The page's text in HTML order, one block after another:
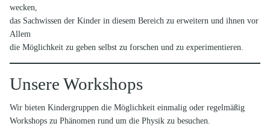
wecken,
das Sachwissen der Kinder in diesem Bereich zu erweitern und ihnen vor
Allem
die Möglichkeit zu geben selbst zu forschen und zu experimentieren.
Unsere Workshops
Wir bieten Kindergruppen die Möglichkeit einmalig oder regelmäßig
Workshops zu Phänomen rund um die Physik zu besuchen.